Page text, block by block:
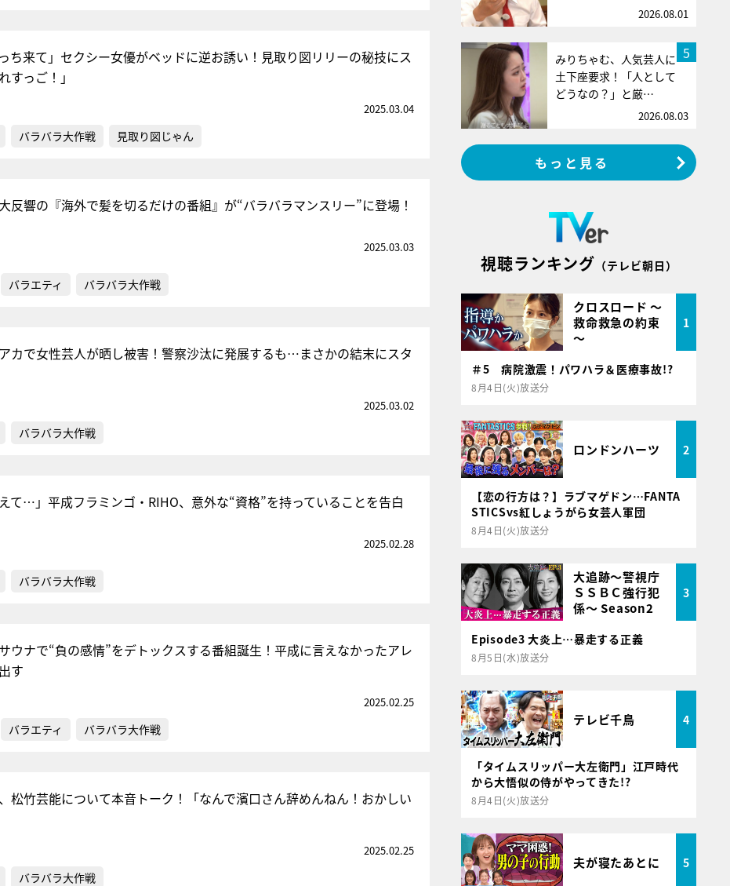
っち来て」セクシー女優がベッドに逆お誘い！見取り図リリーの秘技にス
すっご！」
2025.03.04
バラバラ大作戦 見取り図じゃん
反響の『海外で髪を切るだけの番組』が“バラバラマンスリー”に登場！
2025.03.03
バラエティ バラバラ大作戦
カで女性芸人が晒し被害！警察沙汰に発展するも…まさかの結末にスタ
2025.03.02
バラバラ大作戦
えて…」平成フラミンゴ・RIHO、意外な“資格”を持っていることを告白
2025.02.28
バラバラ大作戦
ウナで“負の感情”をデトックスする番組誕生！平成に言えなかったアレ
す
2025.02.25
バラエティ バラバラ大作戦
松竹芸能について本音トーク！「なんで濱口さん辞めんねん！おかしい
2025.02.25
バラバラ大作戦
2026.08.01
5
みりちゃむ、人気芸人に
土下座要求！「人として
どうなの？」と厳…
2026.08.03
もっと見る
視聴ランキング （テレビ朝日）
クロスロード ～
救命救急の約束
～
1
＃5 病院激震！パワハラ＆医療事故!?
8月4日(火)放送分
ロンドンハーツ 2
【恋の行方は？】ラブマゲドン…FANTA
STICSvs紅しょうがら女芸人軍団
8月4日(火)放送分
大追跡～警視庁
ＳＳＢＣ強行犯
係～ Season2
3
Episode3 大炎上…暴走する正義
8月5日(水)放送分
テレビ千鳥 4
「タイムスリッパー大左衛門」江戸時代
から大悟似の侍がやってきた!?
8月4日(火)放送分
夫が寝たあとに 5